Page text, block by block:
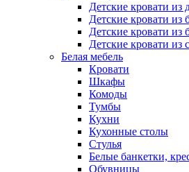
Детские кровати из
Детские кровати из
Детские кровати из
Детские кровати из
Белая мебель
Кровати
Шкафы
Комоды
Тумбы
Кухни
Кухонные столы
Стулья
Белые банкетки,
Обувницы